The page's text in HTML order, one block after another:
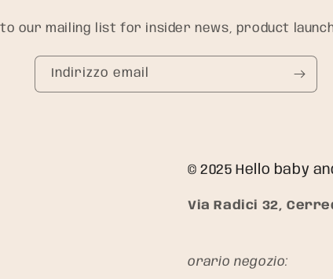
our mailing list for insider news, product
Indirizzo email
© 2025 Hello baby
Via Radici 32,
orario negozio: